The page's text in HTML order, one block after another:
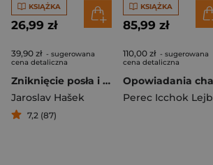
KSIĄŻKA
26,99 zł
39,90 zł - sugerowana
cena detaliczna
Zniknięcie posła i inne opowiadania
Jaroslav Hašek
7,2 (87)
KSIĄŻKA
85,99 zł
110,00 zł - sugerowana
cena detaliczna
Perec Icchok Lejb